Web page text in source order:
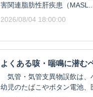
害関連脂肪性肝疾患（MASL...
2026/08/04 18:00:00
よくある咳・喘鳴に潜む
気管・気管支異物誤飲は、
幼児のたばこやボタン電池、